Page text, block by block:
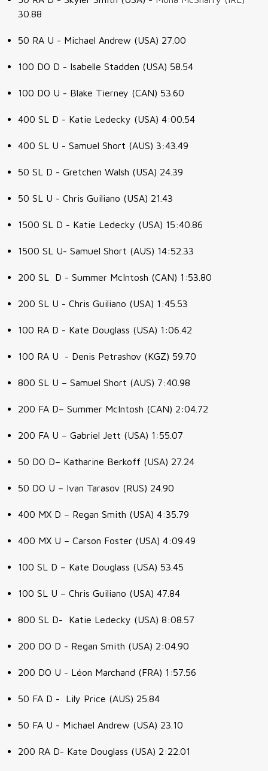
30.88
50 RA U - Michael Andrew (USA) 27.00
100 DO D - Isabelle Stadden (USA) 58.54
100 DO U - Blake Tierney (CAN) 53.60
400 SL D - Katie Ledecky (USA) 4:00.54
400 SL U - Samuel Short (AUS) 3:43.49
50 SL D - Gretchen Walsh (USA) 24.39
50 SL U - Chris Guiliano (USA) 21.43
1500 SL D - Katie Ledecky (USA) 15:40.86
1500 SL U- Samuel Short (AUS) 14:52.33
200 SL D - Summer McIntosh (CAN) 1:53.80
200 SL U - Chris Guiliano (USA) 1:45.53
100 RA D - Kate Douglass (USA) 1:06.42
100 RA U - Denis Petrashov (KGZ) 59.70
800 SL U – Samuel Short (AUS) 7:40.98
200 FA D– Summer McIntosh (CAN) 2:04.72
200 FA U – Gabriel Jett (USA) 1:55.07
50 DO D– Katharine Berkoff (USA) 27.24
50 DO U – Ivan Tarasov (RUS) 24.90
400 MX D – Regan Smith (USA) 4:35.79
400 MX U – Carson Foster (USA) 4:09.49
100 SL D – Kate Douglass (USA) 53.45
100 SL U – Chris Guiliano (USA) 47.84
800 SL D- Katie Ledecky (USA) 8:08.57
200 DO D - Regan Smith (USA) 2:04.90
200 DO U - Léon Marchand (FRA) 1:57.56
50 FA D - Lily Price (AUS) 25.84
50 FA U - Michael Andrew (USA) 23.10
200 RA D- Kate Douglass (USA) 2:22.01